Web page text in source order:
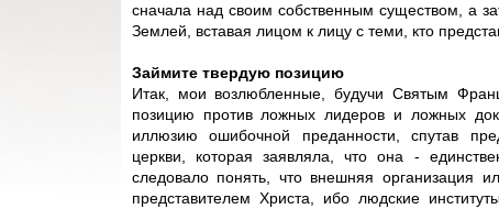
сначала над своим собственным существом, а
Землей, вставая лицом к лицу с теми, кто
Займите твердую позицию
Итак, мои возлюбленные, будучи Святым
позицию против ложных лидеров и ложных
иллюзию ошибочной преданности, спутав
церкви, которая заявляла, что она -
следовало понять, что внешняя организация
представителем Христа, ибо людские